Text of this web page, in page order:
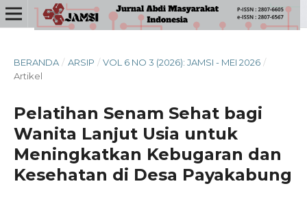
BERANDA / ARSIP / VOL 6 NO 3 (2026): JAMSI - MEI 2026 /
Artikel
Pelatihan Senam Sehat bagi
Wanita Lanjut Usia untuk
Meningkatkan Kebugaran dan
Kesehatan di Desa Payakabung